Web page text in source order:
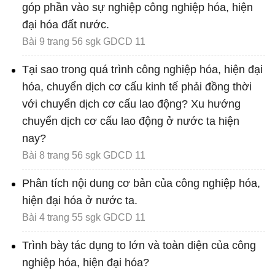
góp phần vào sự nghiệp công nghiệp hóa, hiện
đại hóa đất nước.
Bài 9 trang 56 sgk GDCD 11
Tại sao trong quá trình công nghiệp hóa, hiện đại
hóa, chuyển dịch cơ cấu kinh tế phải đồng thời
với chuyển dịch cơ cấu lao động? Xu hướng
chuyển dịch cơ cấu lao động ở nước ta hiện
nay?
Bài 8 trang 56 sgk GDCD 11
Phân tích nội dung cơ bản của công nghiệp hóa,
hiện đại hóa ở nước ta.
Bài 4 trang 55 sgk GDCD 11
Trình bày tác dụng to lớn và toàn diện của công
nghiệp hóa, hiện đại hóa?